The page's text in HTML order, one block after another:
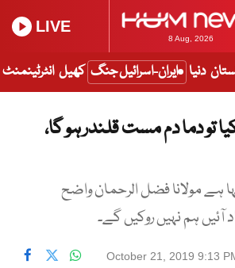
8 Aug, 2026
LIVE
دنیا ایران-اسرائیل جنگ کھیل انٹرٹینمنٹ
تو دما دم مست قلندر ہو گا،
ہے مولانا فضل الرحمان واضح
آئیں ہم نہیں روکیں گے۔
October 21, 2019 9:13